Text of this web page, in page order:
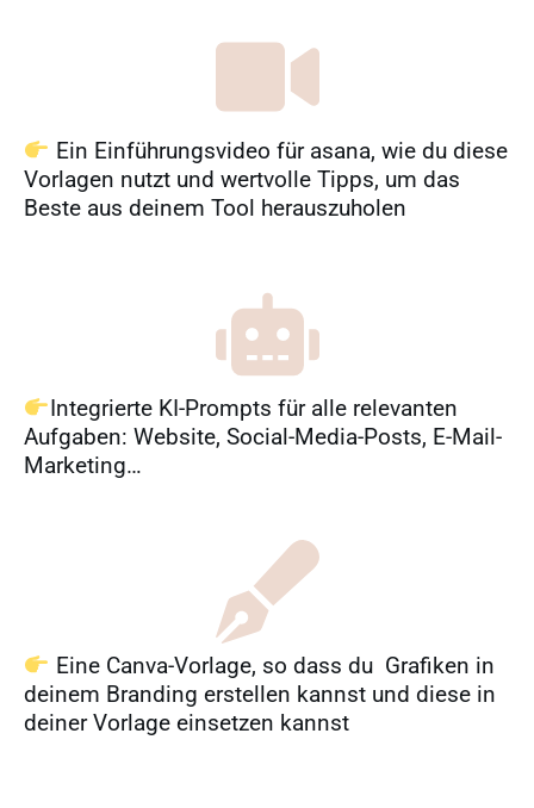
Ein Einführungsvideo für asana, wie du diese
Vorlagen nutzt und wertvolle Tipps, um das
Beste aus deinem Tool herauszuholen
Integrierte KI-Prompts für alle relevanten
Aufgaben: Website, Social-Media-Posts, E-Mail-
Marketing…
Eine Canva-Vorlage, so dass du Grafiken in
deinem Branding erstellen kannst und diese in
deiner Vorlage einsetzen kannst